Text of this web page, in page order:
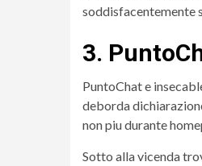
soddisfacentemente
3.
PuntoChat e
deborda
non piu durante
Sotto alla vicenda